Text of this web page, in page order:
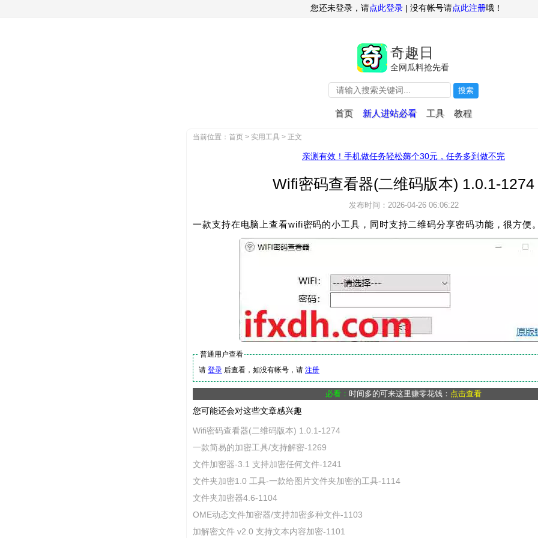
奇趣日
全网瓜料抢先看
搜索
首页 新人进站必看 工具 教程
您还未登录，请点此登录 | 没有帐号请点此注册哦！
当前位置： 首页 > 实用工具 > 正文
亲测有效！手机做任务轻松薅个30元，任务多到做不完
Wifi密码查看器(二维码版本) 1.0.1-1274
发布时间：2026-04-26 06:06:22
一款支持在电脑上查看wifi密码的小工具，同时支持二维码分享密码功能，很方便
普通用户查看
请 登录 后查看，如没有帐号，请 注册
必看： 时间多的可来这里赚零花钱： 点击查看
您可能还会对这些文章感兴趣
Wifi密码查看器(二维码版本) 1.0.1-1274
一款简易的加密工具/支持解密-1269
文件加密器-3.1 支持加密任何文件-1241
文件夹加密1.0 工具-一款给图片文件夹加密的工具-1114
文件夹加密器4.6-1104
OME动态文件加密器/支持加密多种文件-1103
加解密文件 v2.0 支持文本内容加密-1101